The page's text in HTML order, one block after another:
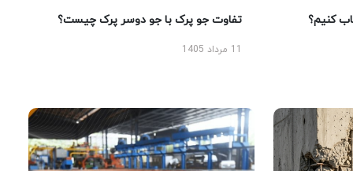
کنیم؟ تفاوت جو پرک با جو دوسر پرک چیست؟